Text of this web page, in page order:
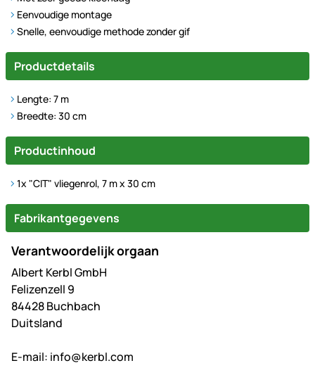
Eenvoudige montage
Snelle, eenvoudige methode zonder gif
Productdetails
Lengte: 7 m
Breedte: 30 cm
Productinhoud
1x "CIT" vliegenrol, 7 m x 30 cm
Fabrikantgegevens
Verantwoordelijk orgaan
Albert Kerbl GmbH
Felizenzell 9
84428 Buchbach
Duitsland
E-mail: info@kerbl.com